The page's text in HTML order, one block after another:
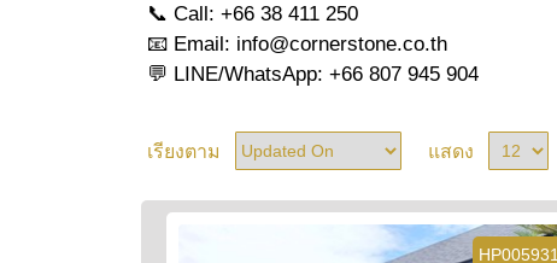
📞 Call: +66 38 411 250
📧 Email: info@cornerstone.co.th
💬 LINE/WhatsApp: +66 807 945 904
เรียงตาม แสดง
HP005931